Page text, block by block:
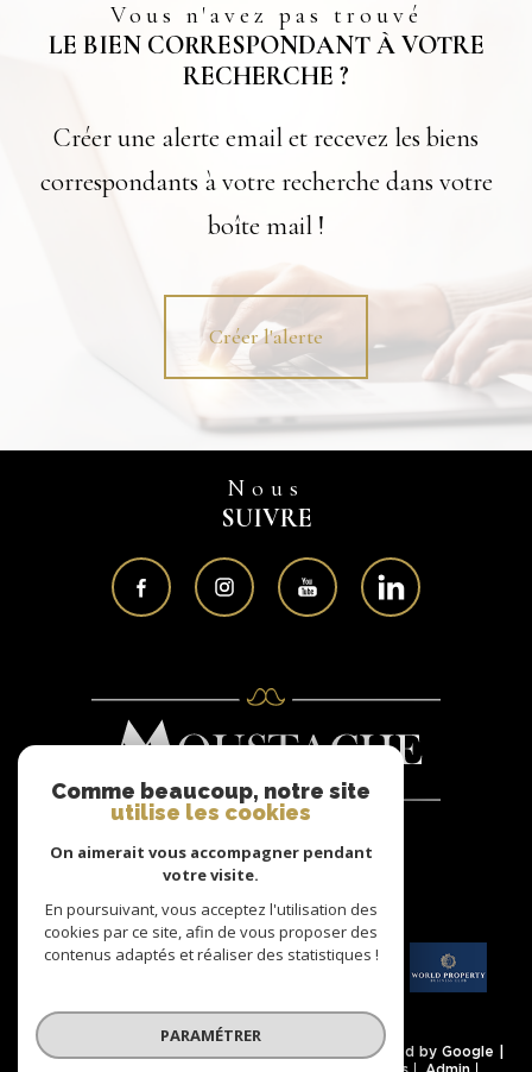
Vous n'avez pas trouvé
LE BIEN CORRESPONDANT À VOTRE
RECHERCHE ?
Créer une alerte email et recevez les biens
correspondants à votre recherche dans votre
boîte mail !
Créer l'alerte
Nous
SUIVRE
Nous
ADHÉRONS
© 2026 | Tous droits réservés | Traduction powered by Google |
Comme beaucoup, notre site
utilise les cookies
On aimerait vous accompagner pendant
votre visite.
En poursuivant, vous acceptez l'utilisation des
cookies par ce site, afin de vous proposer des
contenus adaptés et réaliser des statistiques !
PARAMÉTRER